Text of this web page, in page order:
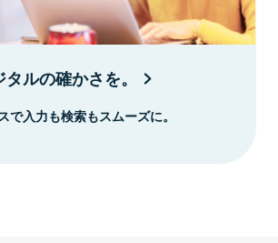
ルの確かさを。
で入力も検索もスムーズに。